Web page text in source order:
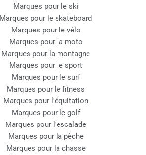
Marques pour le ski
Marques pour le skateboard
Marques pour le vélo
Marques pour la moto
Marques pour la montagne
Marques pour le sport
Marques pour le surf
Marques pour le fitness
Marques pour l'équitation
Marques pour le golf
Marques pour l'escalade
Marques pour la pêche
Marques pour la chasse